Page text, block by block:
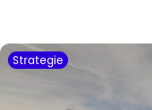
Strategie